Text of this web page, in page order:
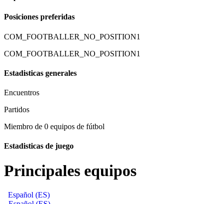
Posiciones preferidas
COM_FOOTBALLER_NO_POSITION1
COM_FOOTBALLER_NO_POSITION1
Estadisticas generales
Encuentros
Partidos
Miembro de 0 equipos de fútbol
Estadisticas de juego
Principales equipos
Español (ES)